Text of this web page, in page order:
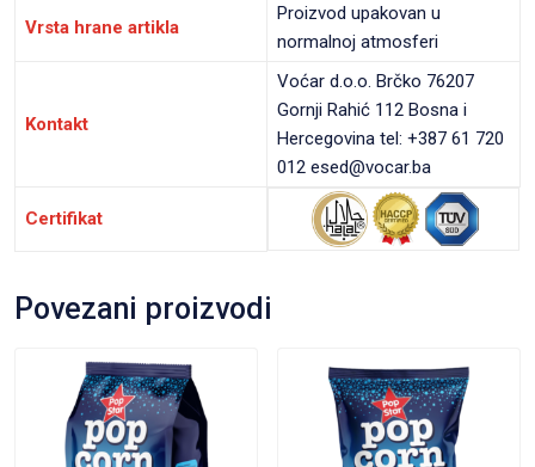
Vrsta hrane artikla
Proizvod upakovan u
normalnoj atmosferi
Kontakt
Voćar d.o.o. Brčko 76207
Gornji Rahić 112 Bosna i
Hercegovina tel: +387 61 720
012 esed@vocar.ba
Certifikat
Povezani proizvodi
VIEW PRODUCT